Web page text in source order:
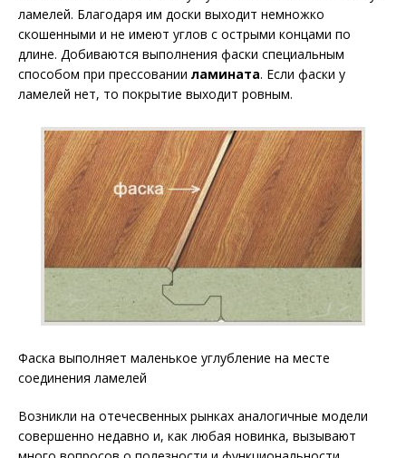
ламелей. Благодаря им доски выходит немножко
скошенными и не имеют углов с острыми концами по
длине. Добиваются выполнения фаски специальным
способом при прессовании ламината. Если фаски у
ламелей нет, то покрытие выходит ровным.
Фаска выполняет маленькое углубление на месте
соединения ламелей
Возникли на отечесвенных рынках аналогичные модели
совершенно недавно и, как любая новинка, вызывают